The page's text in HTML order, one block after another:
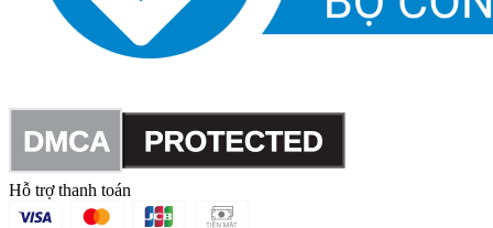
Hỗ trợ thanh toán